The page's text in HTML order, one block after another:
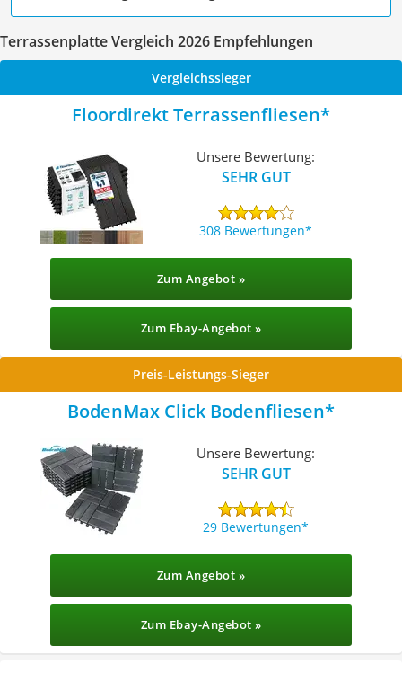
Terrassenplatte Vergleich 2026 Empfehlungen
Vergleichssieger
Floordirekt Terrassenfliesen
Unsere Bewertung:
SEHR GUT
308 Bewertungen
Zum Angebot »
Zum Ebay-Angebot »
Preis-Leistungs-Sieger
BodenMax Click Bodenfliesen
Unsere Bewertung:
SEHR GUT
29 Bewertungen
Zum Angebot »
Zum Ebay-Angebot »